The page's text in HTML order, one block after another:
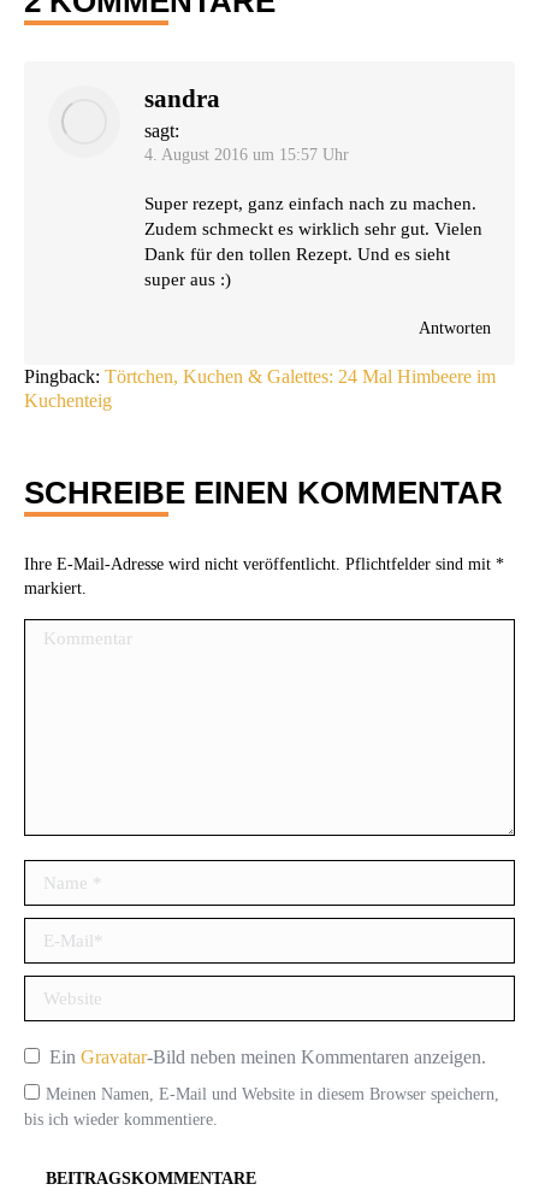
sandra
sagt:
4. August 2016 um 15:57 Uhr
Super rezept, ganz ein­fach nach zu machen.
Zudem schmeckt es wirk­lich sehr gut. Vie­len
Dank für den tol­len Rezept. Und es sieht
super aus :)
Antworten
Pingback: Törtchen, Kuchen & Galettes: 24 Mal Himbeere im
Kuchenteig
SCHREIBE EINEN KOMMENTAR
Ihre E-Mail-Adresse wird nicht veröffentlicht. Pflichtfelder sind mit *
markiert.
Kommentar
EinGravatar-Bild neben meinen Kommentaren anzeigen.
Meinen Namen, E-Mail und Website in diesem Browser speichern,
bis ich wieder kommentiere.
BEITRAGSKOMMENTARE